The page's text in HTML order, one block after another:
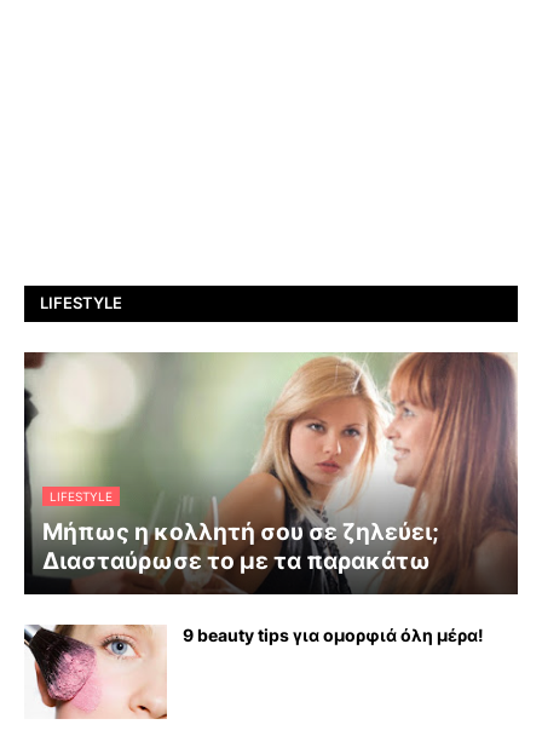
LIFESTYLE
LIFESTYLE
Μήπως η κολλητή σου σε ζηλεύει;
Διασταύρωσε το με τα παρακάτω
9 beauty tips για ομορφιά όλη μέρα!